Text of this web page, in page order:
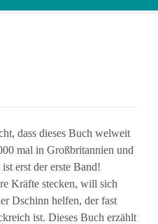
dass dieses Buch welweit
mal in Großbritannien und
erst der erste Band!
Kräfte stecken, will sich
Dschinn helfen, der fast
ist. Dieses Buch erzählt